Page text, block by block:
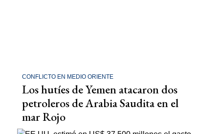
CONFLICTO EN MEDIO ORIENTE
Los hutíes de Yemen atacaron dos
petroleros de Arabia Saudita en el
mar Rojo